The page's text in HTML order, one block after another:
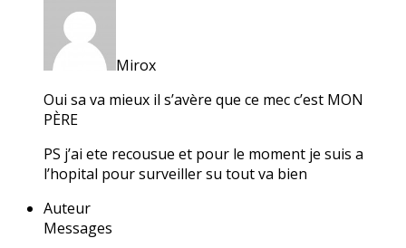
Mirox
Oui sa va mieux il s’avère que ce mec c’est MON
PÈRE
PS j’ai ete recousue et pour le moment je suis a
l’hopital pour surveiller su tout va bien
Auteur
Messages